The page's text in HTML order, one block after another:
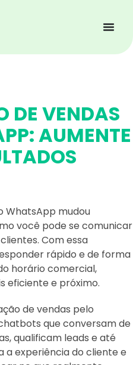
DE VENDAS
AUMENTE
WhatsApp mudou
você pode se comunicar
Com essa
rápido e de forma
horário comercial,
eficiente e próximo.
de vendas pelo
que conversam de
qualificam leads e até
a experiência do cliente e